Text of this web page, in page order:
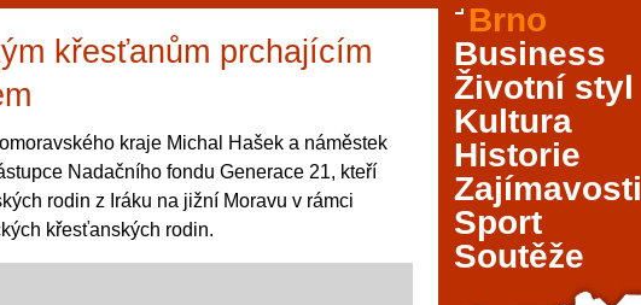
křesťanům prchajícím
kraje Michal Hašek a náměstek
Nadačního fondu Generace 21, kteří
rodin z Iráku na jižní Moravu v rámci
křesťanských rodin.
Průvodcekasinovými hrami v Brně: Od
rulety po video automaty
Brno je městem známým pro zajímavé památky, skvělé
restaurace, divadla a univerzity. Mimo jiné je ale také
místem, kde si můžete legálně a bezpečně vyzkoušet
různé kasinové hry. V neustále kvetoucí moravské
metropoli naleznete širokou nabídku her od klasické
Brno
Business
Životní styl
Kultura
Historie
Zajímavosti
Sport
Soutěže